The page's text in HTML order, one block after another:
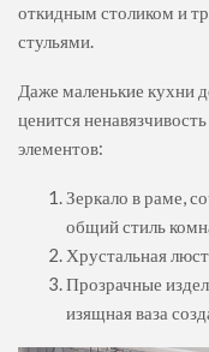
откидным столиком и
стульями.
Даже маленькие кухни
ценится
элементов:
Зеркало в раме,
общий стиль
Хрустальная
Прозрачные
изящная ваза